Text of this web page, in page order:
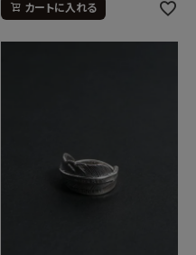
カートに入れる